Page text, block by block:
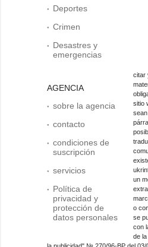
Deportes
Crimen
Desastres y
emergencias
AGENCIA
sobre la agencia
contacto
condiciones de
suscripción
servicios
Política de
privacidad y
protección de
datos personales
citar
sitio
un
o
se
con
de